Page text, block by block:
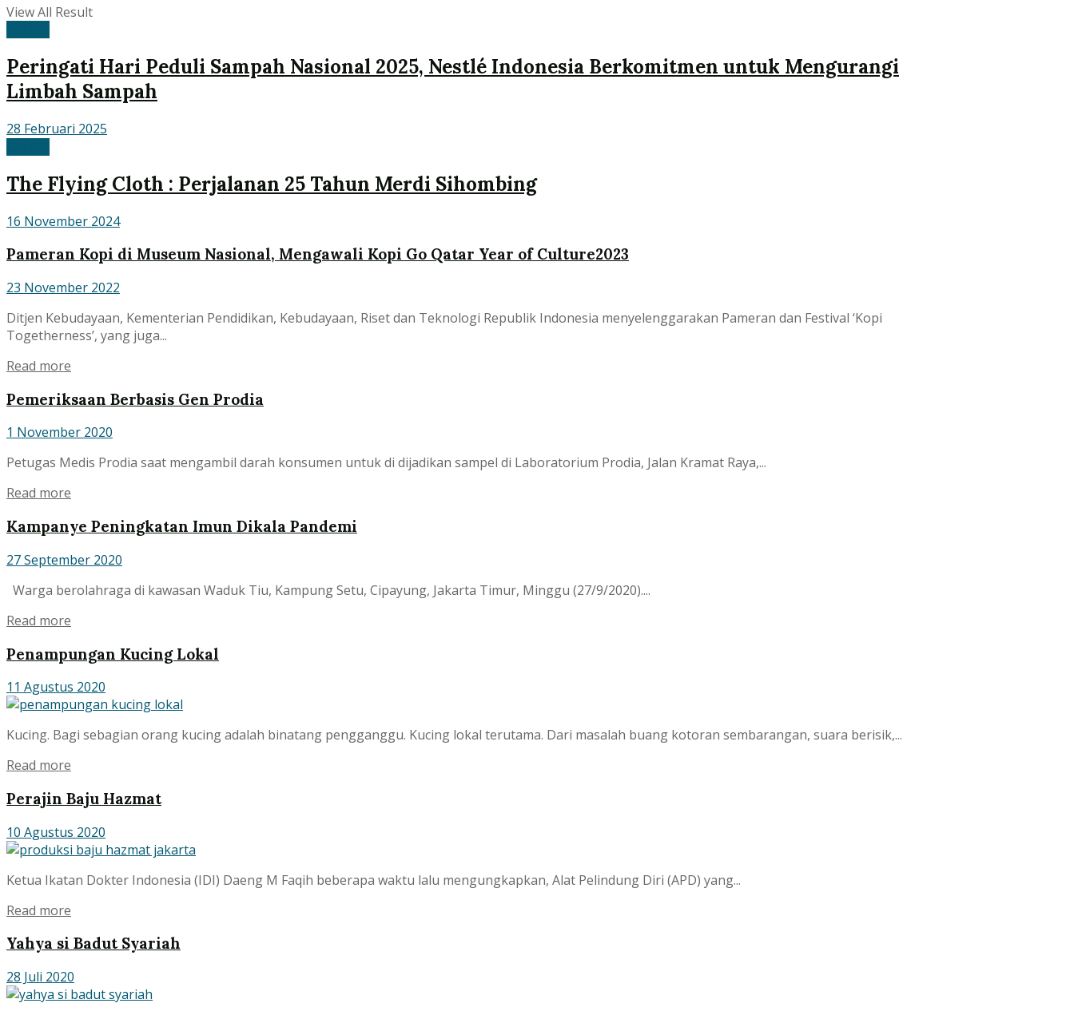
View All Result
Peringati Hari Peduli Sampah Nasional 2025, Nestlé Indonesia Berkomitmen untuk Mengurangi
Limbah Sampah
28 Februari 2025
The Flying Cloth : Perjalanan 25 Tahun Merdi Sihombing
16 November 2024
Pameran Kopi di Museum Nasional, Mengawali Kopi Go Qatar Year of Culture2023
23 November 2022
Ditjen Kebudayaan, Kementerian Pendidikan, Kebudayaan, Riset dan Teknologi Republik Indonesia menyelenggarakan Pameran dan Festival ‘Kopi
Togetherness’, yang juga...
Read more
Pemeriksaan Berbasis Gen Prodia
1 November 2020
Petugas Medis Prodia saat mengambil darah konsumen untuk di dijadikan sampel di Laboratorium Prodia, Jalan Kramat Raya,...
Read more
Kampanye Peningkatan Imun Dikala Pandemi
27 September 2020
Warga berolahraga di kawasan Waduk Tiu, Kampung Setu, Cipayung, Jakarta Timur, Minggu (27/9/2020)....
Read more
Penampungan Kucing Lokal
11 Agustus 2020
Kucing. Bagi sebagian orang kucing adalah binatang pengganggu. Kucing lokal terutama. Dari masalah buang kotoran sembarangan, suara berisik,...
Read more
Perajin Baju Hazmat
10 Agustus 2020
Ketua Ikatan Dokter Indonesia (IDI) Daeng M Faqih beberapa waktu lalu mengungkapkan, Alat Pelindung Diri (APD) yang...
Read more
Yahya si Badut Syariah
28 Juli 2020